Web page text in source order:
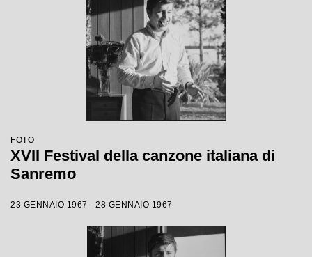
FOTO
XVII Festival della canzone italiana di
Sanremo
23 GENNAIO 1967 - 28 GENNAIO 1967